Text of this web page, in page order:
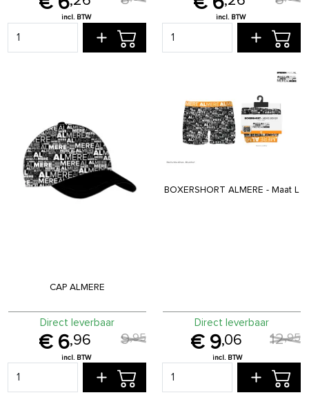
CAP ALMERE
6,96 9,95
Direct leverbaar
BOXERSHORT ALMERE - Maat L
9,06 12,95
Direct leverbaar